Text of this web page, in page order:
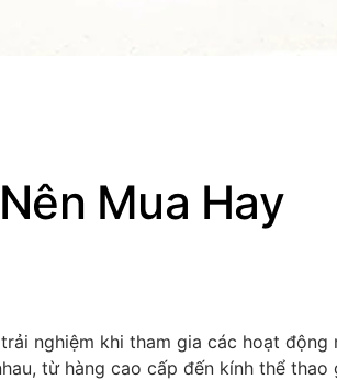
Mua Hay
nghiệm khi tham gia các hoạt động
từ hàng cao cấp đến kính thể thao